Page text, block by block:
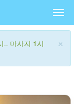
×
.. 마사지 1시